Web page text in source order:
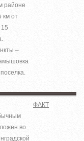
районе
км от
–
во
ФАКТ